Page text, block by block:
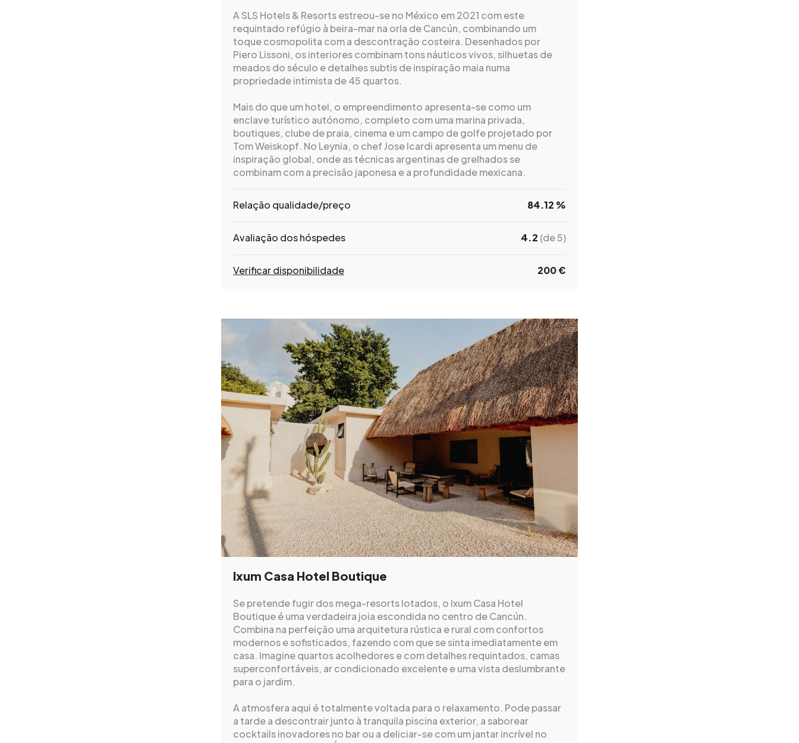
A SLS Hotels & Resorts estreou-se no México em 2021 com este
requintado refúgio à beira-mar na orla de Cancún, combinando um
toque cosmopolita com a descontração costeira. Desenhados por
Piero Lissoni, os interiores combinam tons náuticos vivos, silhuetas de
meados do século e detalhes subtis de inspiração maia numa
propriedade intimista de 45 quartos.
Mais do que um hotel, o empreendimento apresenta-se como um
enclave turístico autónomo, completo com uma marina privada,
boutiques, clube de praia, cinema e um campo de golfe projetado por
Tom Weiskopf. No Leynia, o chef Jose Icardi apresenta um menu de
inspiração global, onde as técnicas argentinas de grelhados se
combinam com a precisão japonesa e a profundidade mexicana.
Relação qualidade/preço 84.12 %
Avaliação dos hóspedes 4.2 (de 5)
Verificar disponibilidade 200 €
Ixum Casa Hotel Boutique
Se pretende fugir dos mega-resorts lotados, o Ixum Casa Hotel
Boutique é uma verdadeira joia escondida no centro de Cancún.
Combina na perfeição uma arquitetura rústica e rural com confortos
modernos e sofisticados, fazendo com que se sinta imediatamente em
casa. Imagine quartos acolhedores e com detalhes requintados, camas
superconfortáveis, ar condicionado excelente e uma vista deslumbrante
para o jardim.
A atmosfera aqui é totalmente voltada para o relaxamento. Pode passar
a tarde a descontrair junto à tranquila piscina exterior, a saborear
cocktails inovadores no bar ou a deliciar-se com um jantar incrível no